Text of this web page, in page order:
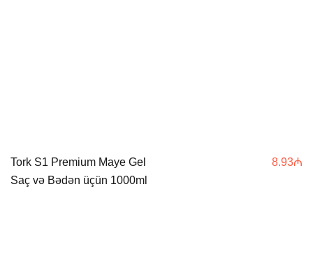
Tork S1 Premium Maye Gel
Saç və Bədən üçün 1000ml
8.93₼